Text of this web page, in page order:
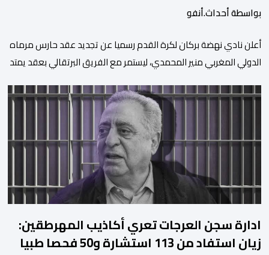
بواسطة أحداث.أنفو
​أعلن نادي نهضة بركان لكرة القدم رسميا عن تجديد عقد حارس مرماه
الدولي المغربي منير المحمدي، ليستمر مع الفريق البرتقالي بعقد يمتد
على منصات التواصل الاجتماعي، مصحوبا بعبارة “الرحلة مستمرة”، في
إشارة إلى رغبة الإدارة في الحفاظ على ركائز الفريق والتعزيز من
ادارة سجن العرجات تعري أكاذيب المهرطقين:
زيان استفاد من 113 استشارة و50 فحصا طبيا